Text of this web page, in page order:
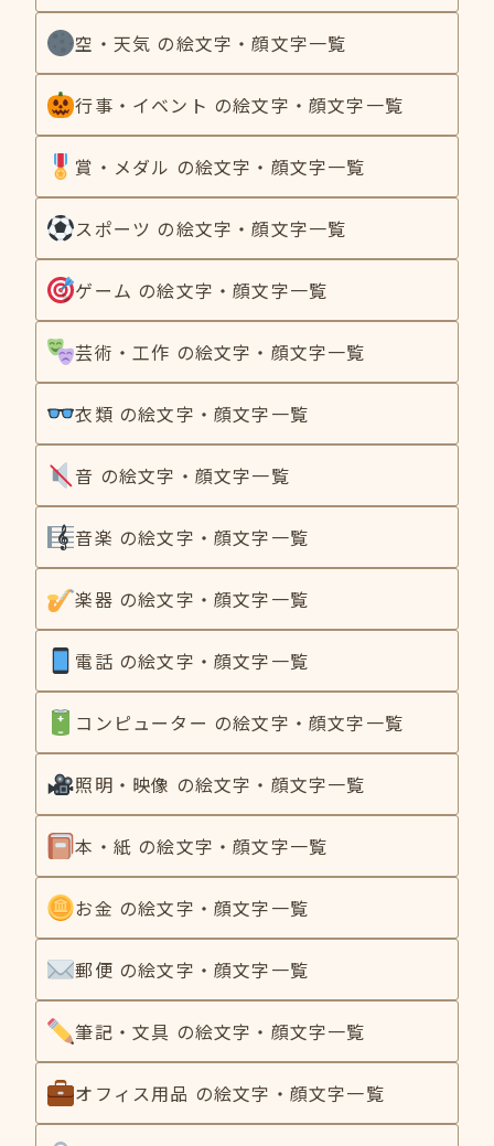
空・天気 の絵文字・顔文字一覧
行事・イベント の絵文字・顔文字一覧
賞・メダル の絵文字・顔文字一覧
スポーツ の絵文字・顔文字一覧
ゲーム の絵文字・顔文字一覧
芸術・工作 の絵文字・顔文字一覧
衣類 の絵文字・顔文字一覧
音 の絵文字・顔文字一覧
音楽 の絵文字・顔文字一覧
楽器 の絵文字・顔文字一覧
電話 の絵文字・顔文字一覧
コンピューター の絵文字・顔文字一覧
照明・映像 の絵文字・顔文字一覧
本・紙 の絵文字・顔文字一覧
お金 の絵文字・顔文字一覧
郵便 の絵文字・顔文字一覧
筆記・文具 の絵文字・顔文字一覧
オフィス用品 の絵文字・顔文字一覧